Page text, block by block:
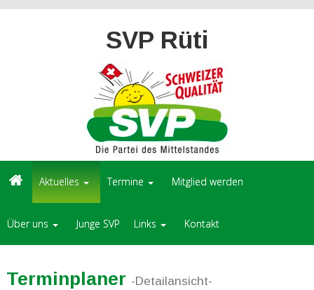
SVP Rüti
Aktuelles Termine Mitglied werden
Über uns Junge SVP Links Kontakt
Terminplaner -Detailansicht-